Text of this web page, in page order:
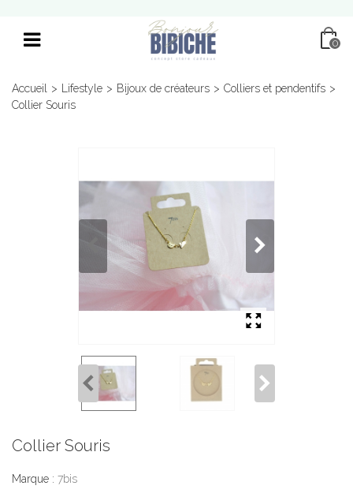
0
Accueil > Lifestyle > Bijoux de créateurs > Colliers et pendentifs >
Collier Souris
Collier Souris
Marque : 7bis